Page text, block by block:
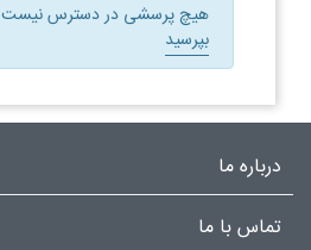
هیچ پرسشی در دسترس نیست
بپرسید
درباره ما
تماس با ما